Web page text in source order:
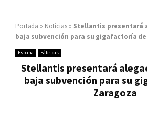
Portada » Noticias » Stellantis presentará
baja subvención para su gigafactoría
España Fábricas
Stellantis presentará
baja subvención para su
Zaragoza